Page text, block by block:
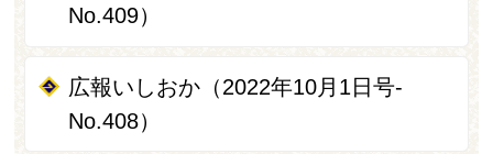
No.409）
広報いしおか（2022年10月1日号-
No.408）